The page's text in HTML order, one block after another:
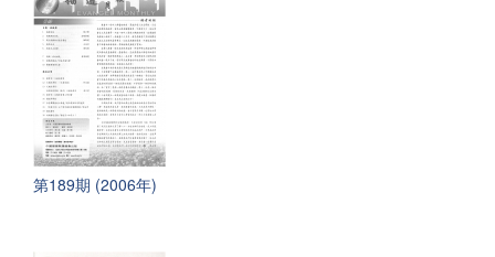
第189期 (2006年)